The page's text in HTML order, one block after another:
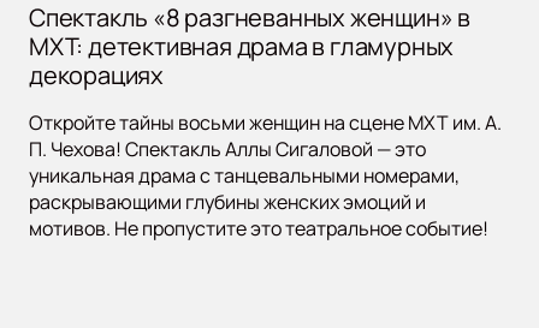
Спектакль «8 разгневанных женщин» в
МХТ: детективная драма в гламурных
декорациях
Откройте тайны восьми женщин на сцене МХТ им. А.
П. Чехова! Спектакль Аллы Сигаловой — это
уникальная драма с танцевальными номерами,
раскрывающими глубины женских эмоций и
мотивов. Не пропустите это театральное событие!